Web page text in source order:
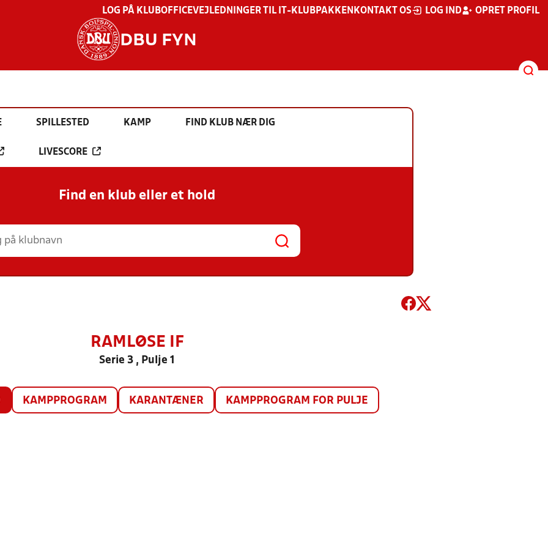
LOG PÅ KLUBOFFICEVEJLEDNINGER TIL IT-KLUBPAKKEN KONTAKT OS LOG IND OPRET PROFIL
DBU FYN
SPILLESTED KAMP FIND KLUB NÆR DIG
LIVESCORE
Find en klub eller et hold
RAMLØSE IF
Serie 3 , Pulje 1
KAMPPROGRAM KARANTÆNER KAMPPROGRAM FOR PULJE